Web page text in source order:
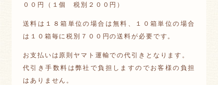
００円（１個 税別２００円）
送料は１８箱単位の場合は無料、１０箱単位の場合
は１０箱毎に税別７００円の送料が必要です。
お支払いは原則ヤマト運輸での代引きとなります。
代引き手数料は弊社で負担しますのでお客様の負担
はありません。